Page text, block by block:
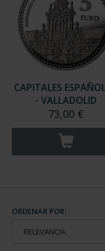
CAPITALES
- VALLADOLID
73,00 €
ORDENAR POR: